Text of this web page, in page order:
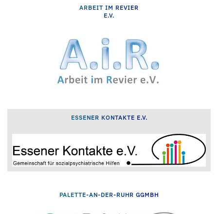
ARBEIT IM REVIER
E.V.
ESSENER KONTAKTE E.V.
PALETTE-AN-DER-RUHR GGMBH